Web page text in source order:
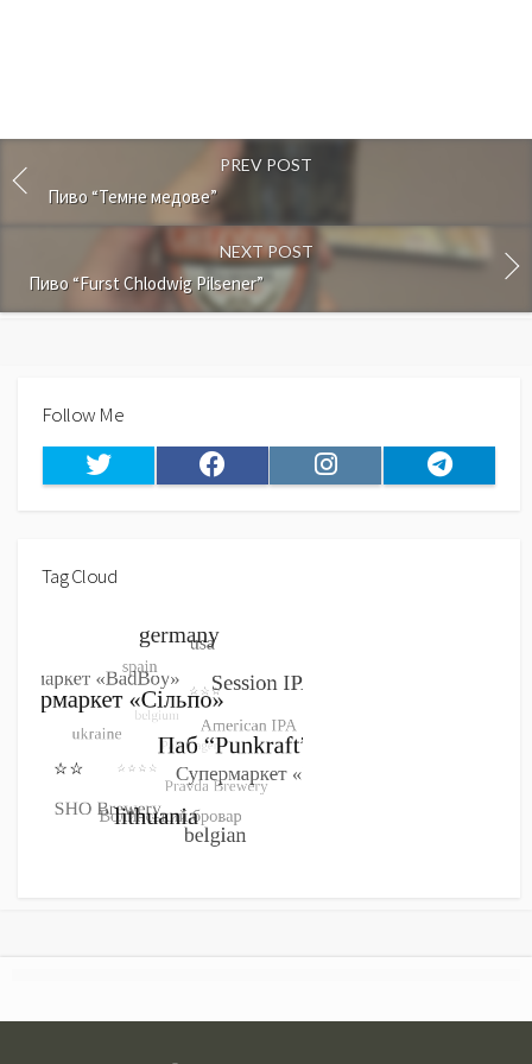
PREV POST
Пиво “Темне медове”
NEXT POST
Пиво “Furst Chlodwig Pilsener”
Follow Me
Twitter Facebook Instagram Telegram
Tag Cloud